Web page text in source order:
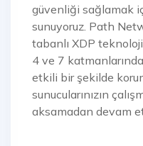
güvenliği sağlamak
sunuyoruz. Path
tabanlı XDP
4 ve 7 katmanlarında
etkili bir şekilde
sunucularınızın
aksamadan devam